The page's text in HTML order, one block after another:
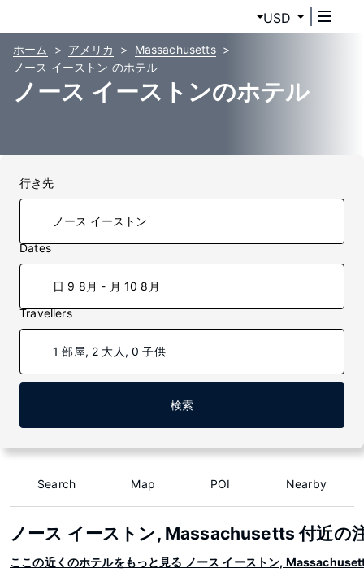
USD
ホーム アメリカ
Massachusetts
ノース イーストン のホテル
ノース イーストンのホテル
行き先
Dates
日 9 8月 - 月 10 8月
Travellers
1 部屋, 2 大人, 0 子供
検索
Search Map POI Nearby
ノース イーストン, Massachusetts 付近の
ここの近くのホテルをもっと見る ノース イーストン,